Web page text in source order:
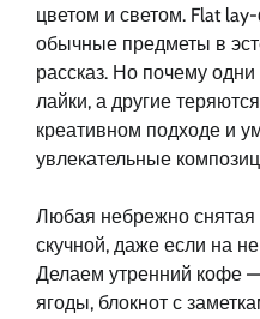
цветом и светом. Flat
обычные предметы в
рассказ. Но почему
лайки, а другие
креативном подходе и
увлекательные
Любая небрежно снятая
скучной, даже если на
Делаем утренний кофе
ягоды, блокнот с